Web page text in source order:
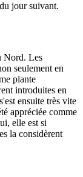
jour suivant.
Nord. Les
seulement en
plante
introduites en
ensuite très vite
appréciée comme
elle est si
la considèrent